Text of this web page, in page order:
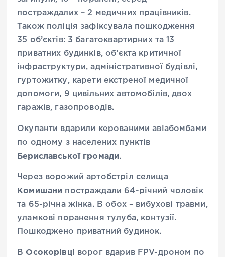
постраждалих – 2 медичних працівників.
Також поліція зафіксувала пошкодження
35 об’єктів: 3 багатоквартирних та 13
приватних будинків, об’єкта критичної
інфраструктури, адміністративної будівлі,
гуртожитку, карети екстреної медичної
допомоги, 9 цивільних автомобілів, двох
гаражів, газопроводів.
Окупанти вдарили керованими авіабомбами
по одному з населених пунктів
Бериславської громади.
Через ворожий артобстріл селища
Комишани постраждали 64-річний чоловік
та 65-річна жінка. В обох – вибухові травми,
уламкові поранення тулуба, контузії.
Пошкоджено приватний будинок.
В Осокорівці ворог вдарив FPV-дроном по